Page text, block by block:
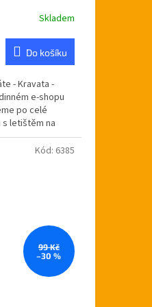
Skladem
Do košíku
- Kravata -
e-shopu
po celé
letištěm na
99 Kč
–30 %
Kód: 6385